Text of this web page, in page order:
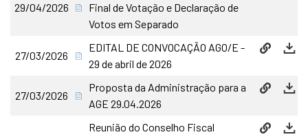
29/04/2026
Final de Votação e Declaração de
Votos em Separado
27/03/2026
EDITAL DE CONVOCAÇÃO AGO/E -
29 de abril de 2026
27/03/2026
Proposta da Administração para a
AGE 29.04.2026
Reunião do Conselho Fiscal